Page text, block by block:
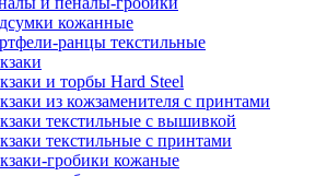
кожанные
ранцы текстильные
и торбы Hard Steel
из кожзаменителя с принтами
текстильные с вышивкой
текстильные с принтами
гробики кожаные